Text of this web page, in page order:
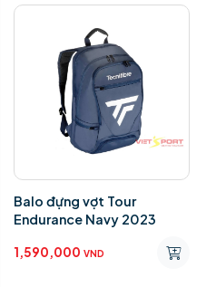
Balo đựng vợt Tour
Endurance Navy 2023
1,590,000 VND